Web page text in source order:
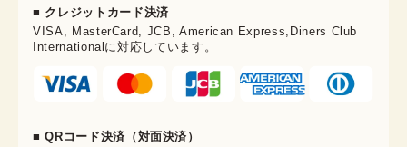
■ クレジットカード決済
VISA, MasterCard, JCB, American Express,Diners Club
Internationalに対応しています。
■ QRコード決済（対面決済）